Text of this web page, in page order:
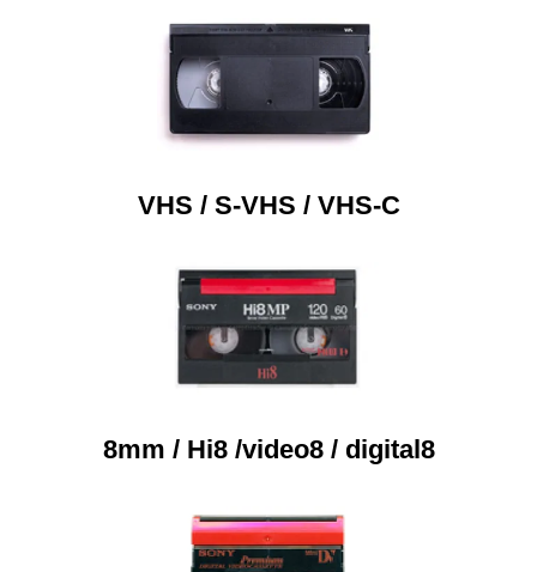
VHS / S-VHS / VHS-C
8mm / Hi8 /video8 / digital8